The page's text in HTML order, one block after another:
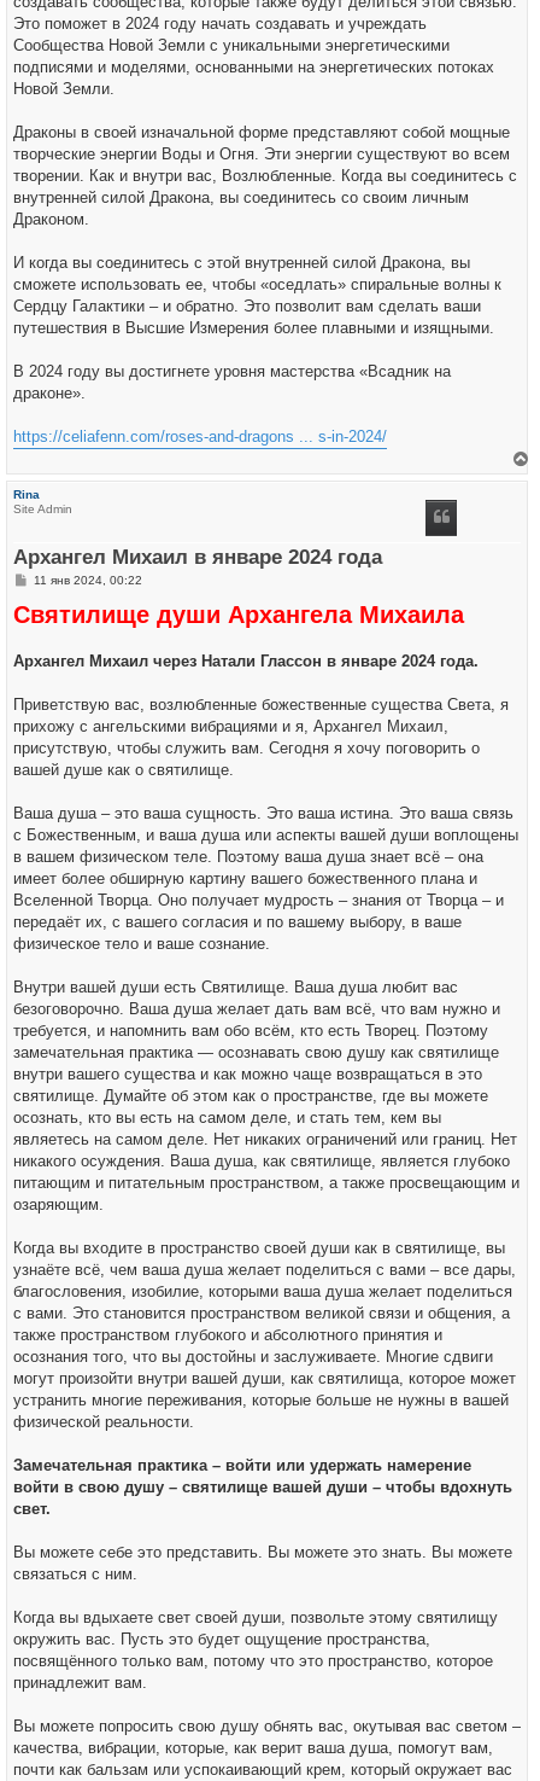
Это поможет в 2024 году начать создавать и учреждать
Сообщества Новой Земли с уникальными энергетическими
подписями и моделями, основанными на энергетических потоках
Новой Земли.
Драконы в своей изначальной форме представляют собой мощные
творческие энергии Воды и Огня. Эти энергии существуют во всем
творении. Как и внутри вас, Возлюбленные. Когда вы соединитесь с
внутренней силой Дракона, вы соединитесь со своим личным
Драконом.
И когда вы соединитесь с этой внутренней силой Дракона, вы
сможете использовать ее, чтобы «оседлать» спиральные волны к
Сердцу Галактики – и обратно. Это позволит вам сделать ваши
путешествия в Высшие Измерения более плавными и изящными.
В 2024 году вы достигнете уровня мастерства «Всадник на
драконе».
https://celiafenn.com/roses-and-dragons ... s-in-2024/
Rina
Site Admin
Архангел Михаил в январе 2024 года
С
о
б
н
11 янв 2024, 00:22
Святилище души Архангела Михаила
Архангел Михаил через Натали Глассон в январе 2024 года.
Приветствую вас, возлюбленные божественные существа Cвета, я
прихожу с ангельскими вибрациями и я, Архангел Михаил,
присутствую, чтобы служить вам. Сегодня я хочу поговорить о
вашей душе как о святилище.
Ваша душа – это ваша сущность. Это ваша истина. Это ваша связь
с Божественным, и ваша душа или аспекты вашей души воплощены
в вашем физическом теле. Поэтому ваша душа знает всё – она
имеет более обширную картину вашего божественного плана и
Вселенной Творца. Оно получает мудрость – знания от Творца – и
передаёт их, с вашего согласия и по вашему выбору, в ваше
физическое тело и ваше сознание.
Внутри вашей души есть Святилище. Ваша душа любит вас
безоговорочно. Ваша душа желает дать вам всё, что вам нужно и
требуется, и напомнить вам обо всём, кто есть Творец. Поэтому
замечательная практика — осознавать свою душу как святилище
внутри вашего существа и как можно чаще возвращаться в это
святилище. Думайте об этом как о пространстве, где вы можете
осознать, кто вы есть на самом деле, и стать тем, кем вы
являетесь на самом деле. Нет никаких ограничений или границ. Нет
никакого осуждения. Ваша душа, как святилище, является глубоко
питающим и питательным пространством, а также просвещающим и
озаряющим.
Когда вы входите в пространство своей души как в святилище, вы
узнаёте всё, чем ваша душа желает поделиться с вами – все дары,
благословения, изобилие, которыми ваша душа желает поделиться
с вами. Это становится пространством великой связи и общения, а
также пространством глубокого и абсолютного принятия и
осознания того, что вы достойны и заслуживаете. Многие сдвиги
могут произойти внутри вашей души, как святилища, которое может
устранить многие переживания, которые больше не нужны в вашей
физической реальности.
Замечательная практика – войти или удержать намерение
войти в свою душу – святилище вашей души – чтобы вдохнуть
свет.
Вы можете себе это представить. Вы можете это знать. Вы можете
связаться с ним.
Когда вы вдыхаете свет своей души, позвольте этому святилищу
окружить вас. Пусть это будет ощущение пространства,
посвящённого только вам, потому что это пространство, которое
принадлежит вам.
Вы можете попросить свою душу обнять вас, окутывая вас светом –
качества, вибрации, которые, как верит ваша душа, помогут вам,
почти как бальзам или успокаивающий крем, который окружает вас